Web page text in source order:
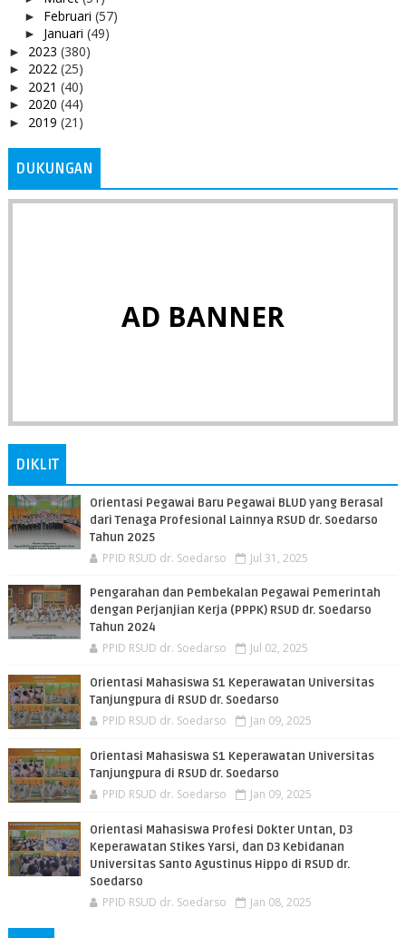
► Februari (57)
► Januari (49)
► 2023 (380)
► 2022 (25)
► 2021 (40)
► 2020 (44)
► 2019 (21)
DUKUNGAN
AD BANNER
DIKLIT
Orientasi Pegawai Baru Pegawai BLUD yang Berasal
dari Tenaga Profesional Lainnya RSUD dr. Soedarso
Tahun 2025
PPID RSUD dr. Soedarso Jul 31, 2025
Pengarahan dan Pembekalan Pegawai Pemerintah
dengan Perjanjian Kerja (PPPK) RSUD dr. Soedarso
Tahun 2024
PPID RSUD dr. Soedarso Jul 02, 2025
Orientasi Mahasiswa S1 Keperawatan Universitas
Tanjungpura di RSUD dr. Soedarso
PPID RSUD dr. Soedarso Jan 09, 2025
Orientasi Mahasiswa S1 Keperawatan Universitas
Tanjungpura di RSUD dr. Soedarso
PPID RSUD dr. Soedarso Jan 09, 2025
Orientasi Mahasiswa Profesi Dokter Untan, D3
Keperawatan Stikes Yarsi, dan D3 Kebidanan
Universitas Santo Agustinus Hippo di RSUD dr.
Soedarso
PPID RSUD dr. Soedarso Jan 08, 2025